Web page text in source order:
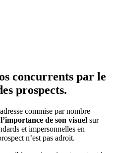
concurrents par le
prospects.
commise par nombre
de son visuel sur
et impersonnelles en
n’est pas adroit.